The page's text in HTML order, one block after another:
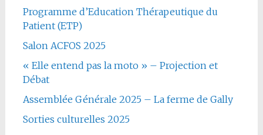
Programme d’Education Thérapeutique du
Patient (ETP)
Salon ACFOS 2025
« Elle entend pas la moto » – Projection et
Débat
Assemblée Générale 2025 – La ferme de Gally
Sorties culturelles 2025